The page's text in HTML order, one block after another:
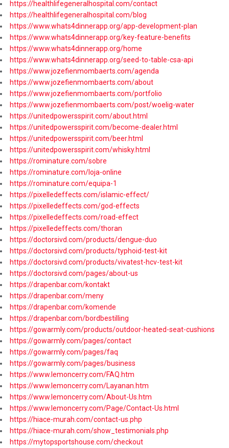
https://healthlifegeneralhospital.com/contact
https://healthlifegeneralhospital.com/blog
https://www.whats4dinnerapp.org/app-development-plan
https://www.whats4dinnerapp.org/key-feature-benefits
https://www.whats4dinnerapp.org/home
https://www.whats4dinnerapp.org/seed-to-table-csa-api
https://www.jozefienmombaerts.com/agenda
https://www.jozefienmombaerts.com/about
https://www.jozefienmombaerts.com/portfolio
https://www.jozefienmombaerts.com/post/woelig-water
https://unitedpowersspirit.com/about.html
https://unitedpowersspirit.com/become-dealer.html
https://unitedpowersspirit.com/beer.html
https://unitedpowersspirit.com/whisky.html
https://rominature.com/sobre
https://rominature.com/loja-online
https://rominature.com/equipa-1
https://pixelledeffects.com/islamic-effect/
https://pixelledeffects.com/god-effects
https://pixelledeffects.com/road-effect
https://pixelledeffects.com/thoran
https://doctorsivd.com/products/dengue-duo
https://doctorsivd.com/products/typhoid-test-kit
https://doctorsivd.com/products/vivatest-hcv-test-kit
https://doctorsivd.com/pages/about-us
https://drapenbar.com/kontakt
https://drapenbar.com/meny
https://drapenbar.com/komende
https://drapenbar.com/bordbestilling
https://gowarmly.com/products/outdoor-heated-seat-cushions
https://gowarmly.com/pages/contact
https://gowarmly.com/pages/faq
https://gowarmly.com/pages/business
https://www.lemoncerry.com/FAQ.htm
https://www.lemoncerry.com/Layanan.htm
https://www.lemoncerry.com/About-Us.htm
https://www.lemoncerry.com/Page/Contact-Us.html
https://hiace-murah.com/contact-us.php
https://hiace-murah.com/show_testimonials.php
https://mytopsportshouse.com/checkout